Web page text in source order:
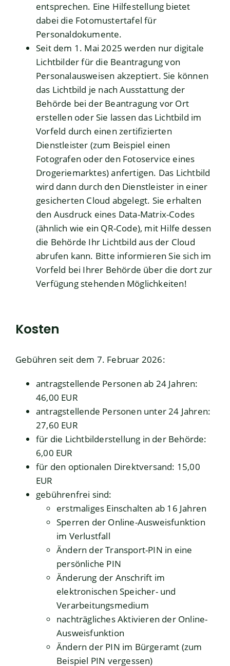
entsprechen. Eine Hilfestellung bietet
dabei die Fotomustertafel für
Personaldokumente.
Seit dem 1. Mai 2025 werden nur digitale
Lichtbilder für die Beantragung von
Personalausweisen akzeptiert. Sie können
das Lichtbild je nach Ausstattung der
Behörde bei der Beantragung vor Ort
erstellen oder Sie lassen das Lichtbild im
Vorfeld durch einen zertifizierten
Dienstleister (zum Beispiel einen
Fotografen oder den Fotoservice eines
Drogeriemarktes) anfertigen. Das Lichtbild
wird dann durch den Dienstleister in einer
gesicherten Cloud abgelegt. Sie erhalten
den Ausdruck eines Data-Matrix-Codes
(ähnlich wie ein QR-Code), mit Hilfe dessen
die Behörde Ihr Lichtbild aus der Cloud
abrufen kann. Bitte informieren Sie sich im
Vorfeld bei Ihrer Behörde über die dort zur
Verfügung stehenden Möglichkeiten!
Kosten
Gebühren seit dem 7. Februar 2026:
antragstellende Personen ab 24 Jahren:
46,00 EUR
antragstellende Personen unter 24 Jahren:
27,60 EUR
für die Lichtbilderstellung in der Behörde:
6,00 EUR
für den optionalen Direktversand: 15,00
EUR
gebührenfrei sind:
erstmaliges Einschalten ab 16 Jahren
Sperren der Online-Ausweisfunktion
im Verlustfall
Ändern der Transport-PIN in eine
persönliche PIN
Änderung der Anschrift im
elektronischen Speicher- und
Verarbeitungsmedium
nachträgliches Aktivieren der Online-
Ausweisfunktion
Ändern der PIN im Bürgeramt (zum
Beispiel PIN vergessen)